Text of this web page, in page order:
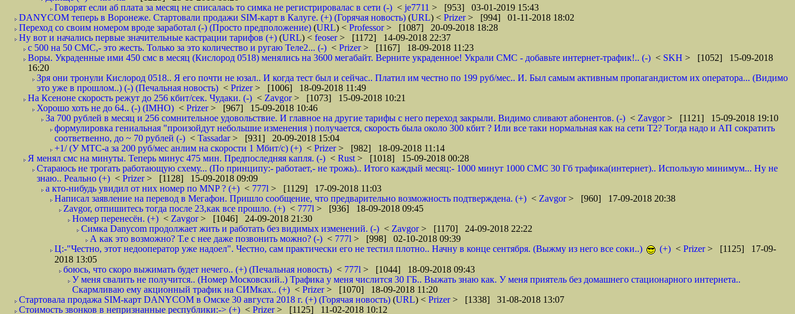
Говорят если аб плата за месяц не списалась то симка не регистрировалас в сети (-) < je7711 > [953] 03-01-2019 15:43
DANYCOM теперь в Воронеже. Стартовали продажи SIM-карт в Калуге. (+) (Горячая новость) (URL) < Prizer> [994] 01-11-2018 18:02
Переход со своим номером вроде заработал (-) (Просто предположение) (URL) < Professor> [1087] 20-09-2018 18:28
Ну вот и начались первые значительные кастрации тарифов (+) (URL) < feoser> [1172] 14-09-2018 22:37
с 500 на 50 СМС,- это жесть. Только за это количество и ругаю Теле2... (-) < Prizer> [1167] 18-09-2018 11:23
Воры. Украденные ими 450 смс в месяц (Кислород 0518) менялись на 3600 мегабайт. Верните украденное! Украли СМС - добавьте интернет-трафик!.. (-) < SKH > [1052] 15-09-2018
16:20
Зря они тронули Кислород 0518.. Я его почти не юзал.. И когда тест был и сейчас.. Платил им честно по 199 руб/мес.. И. Был самым активным пропагандистом их оператора... (Видимо
это уже в прошлом..) (-) (Печальная новость) < Prizer> [1006] 18-09-2018 11:49
На Ксеноне скорость режут до 256 кбит/сек. Чудаки. (-) < Zavgor> [1073] 15-09-2018 10:21
Хорошо хоть не до 64.. (-) (IMHO) < Prizer> [967] 15-09-2018 10:46
За 700 рублей в месяц и 256 сомнительное удовольствие. И главное на другие тарифы с него переход закрыли. Видимо сливают абонентов. (-) < Zavgor> [1121] 15-09-2018 19:10
формулировка гениальная "произойдут небольшие изменения ) получается, скорость была около 300 кбит ? Или все таки нормальная как на сети Т2? Тогда надо и АП сократить
соответвенно, до ~ 70 рублей (-) < Tassadar> [931] 20-09-2018 15:04
+1/ (У МТС-а за 200 руб/мес анлим на скорости 1 Мбит/с) (+) < Prizer> [982] 18-09-2018 11:14
Я менял смс на минуты. Теперь минус 475 мин. Предпоследняя капля. (-) < Rust > [1018] 15-09-2018 00:28
Стараюсь не трогать работающую схему... (По принципу:- работает,- не трожь).. Итого каждый месяц:- 1000 минут 1000 СМС 30 Гб трафика(интернет).. Использую минимум... Ну не
знаю.. Реально (+) < Prizer> [1128] 15-09-2018 09:09
а кто-нибудь увидил от них номер по MNP ? (+) < 777l > [1129] 17-09-2018 11:03
Написал заявление на перевод в Мегафон. Пришло сообщение, что предварительно возможность подтверждена. (+) < Zavgor> [960] 17-09-2018 20:38
Zavgor, отпишитесь тогда после 23,как все прошло. (+) < 777l > [936] 18-09-2018 09:45
Номер перенесён. (+) < Zavgor> [1046] 24-09-2018 21:30
Симка Danycom продолжает жить и работать без видимых изменений. (-) < Zavgor> [1170] 24-09-2018 22:22
А как это возможно? Т.е с нее даже позвонить можно? (-) < 777l > [998] 02-10-2018 09:39
Ц:-"Честно, этот недооператор уже надоел". Честно, сам практически его не тестил плотно.. Начну в конце сентября. (Выжму из него все соки..)
(+) < Prizer> [1125] 17-09-
2018 13:05
боюсь, что скоро выжимать будет нечего.. (+) (Печальная новость) < 777l > [1044] 18-09-2018 09:43
У меня свалить не получится.. (Номер Московский..) Трафика у меня числится 30 ГБ.. Выжать знаю как. У меня приятель без домашнего стационарного интернета..
Скармливаю ему акционный трафик на СИМках.. (+) < Prizer> [1070] 18-09-2018 11:20
Стартовала продажа SIM-карт DANYCOM в Омске 30 августа 2018 г. (+) (Горячая новость) (URL) < Prizer> [1338] 31-08-2018 13:07
Стоимость звонков в непризнанные республики:-> (+) < Prizer> [1125] 11-02-2018 10:12